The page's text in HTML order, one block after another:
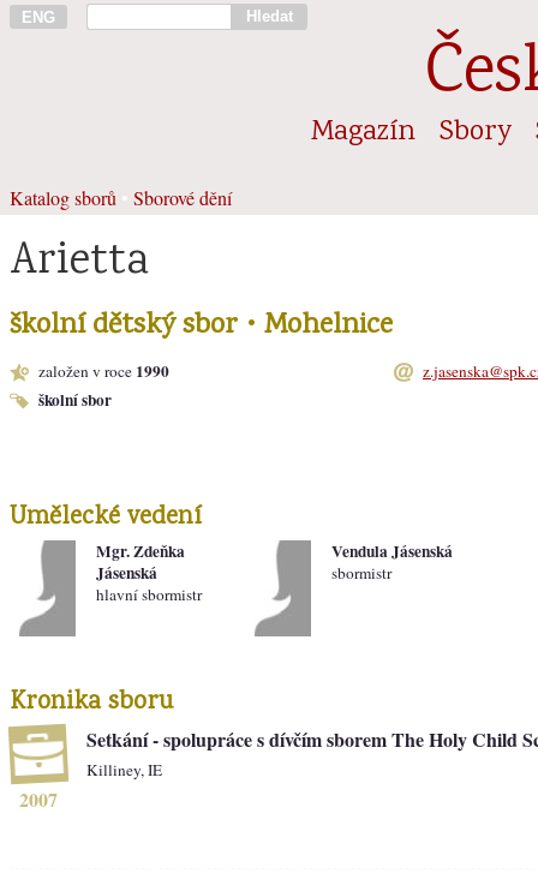
ENG Hledat
Magazín Sbory
Katalog sborů Sborové dění
Arietta
školní dětský sbor • Mohelnice
založen v roce 1990
školní sbor
Umělecké vedení
Mgr. Zdeňka
Jásenská
hlavní sbormistr
Vendula Jásenská
sbormistr
Kronika sboru
2007
Setkání - spolupráce s dívčím sborem The Holy Child
Killiney, IE